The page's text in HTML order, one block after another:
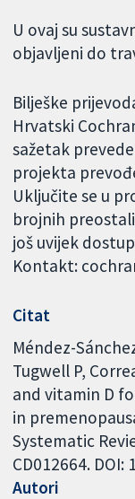
U ovaj su
objavljeni do
Bilješke
Hrvatski
sažetak
projekta
Uključite se u
brojnih
još uvijek
Kontakt:
Citat
Méndez-
Tugwell P,
and vitamin D
in
Systematic
CD012664. DOI:
Autori